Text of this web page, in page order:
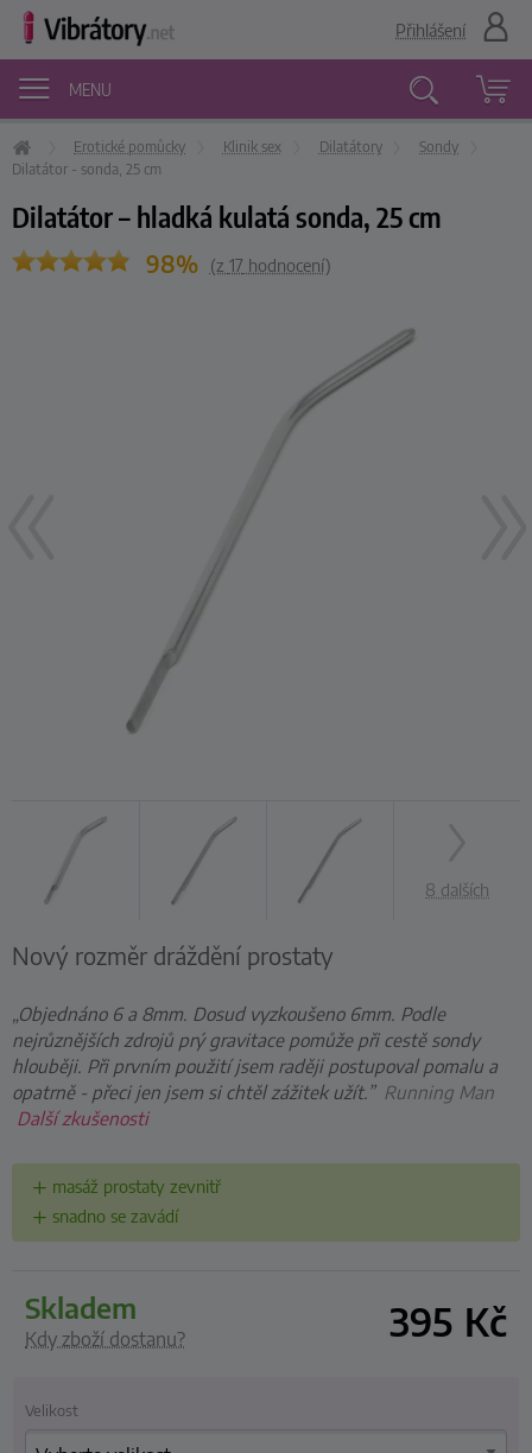
MENU
Vyhledávání
Přihlášení
Erotické pomůcky Klinik sex Dilatátory
Sondy
Dilatátor - sonda, 25 cm
Dilatátor – hladká kulatá sonda, 25 cm
98% (z 17 hodnocení)
8 dalších
Nový rozměr dráždění prostaty
„Objednáno 6 a 8mm. Dosud vyzkoušeno 6mm. Podle
nejrůznějších zdrojů prý gravitace pomůže při cestě sondy
hlouběji. Při prvním použití jsem raději postupoval pomalu a
opatrně - přeci jen jsem si chtěl zážitek užít.” Running Man
Další zkušenosti
masáž prostaty zevnitř
snadno se zavádí
skladem
Kdy zboží dostanu? 395 Kč
Velikost